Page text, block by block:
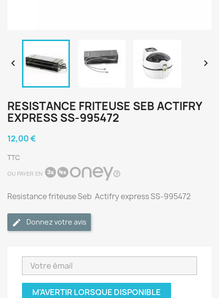
 
RESISTANCE FRITEUSE SEB ACTIFRY
EXPRESS SS-995472
12,00 €
TTC
OU PAYER EN
Resistance friteuse Seb Actifry express SS-995472
Donnez votre avis
M'AVERTIR LORSQUE DISPONIBLE